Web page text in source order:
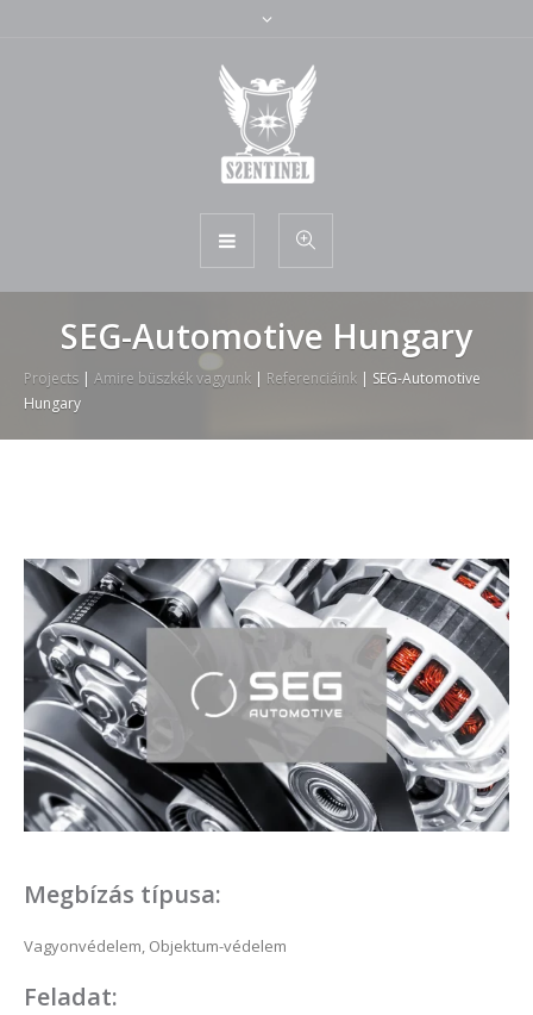
SEG-Automotive Hungary
Projects | Amire büszkék vagyunk | Referenciáink | SEG-Automotive
Hungary
Megbízás típusa:
Vagyonvédelem, Objektum-védelem
Feladat: